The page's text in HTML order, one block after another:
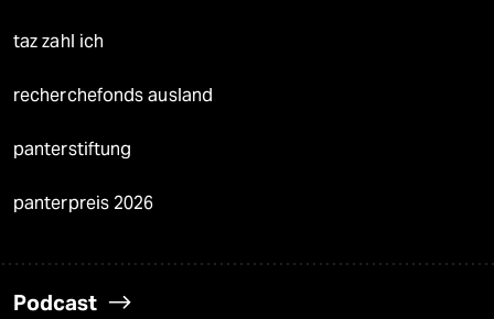
taz zahl ich
recherchefonds ausland
panterstiftung
panterpreis 2026
Podcast